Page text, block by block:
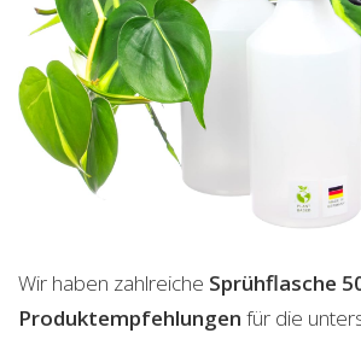
Wir haben zahlreiche Sprühflasche
Produktempfehlungen für die